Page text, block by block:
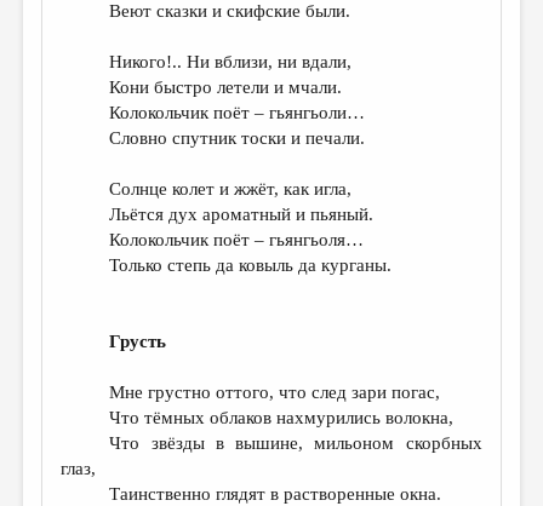
Веют сказки и скифские были.
Никого!.. Ни вблизи, ни вдали,
Кони быстро летели и мчали.
Колокольчик поёт – гьянгьоли…
Словно спутник тоски и печали.
Солнце колет и жжёт, как игла,
Льётся дух ароматный и пьяный.
Колокольчик поёт – гьянгьоля…
Только степь да ковыль да курганы.
Грусть
Мне грустно оттого, что след зари погас,
Что тёмных облаков нахмурились волокна,
Что звёзды в вышине, мильоном скорбных
глаз,
Таинственно глядят в растворенные окна.